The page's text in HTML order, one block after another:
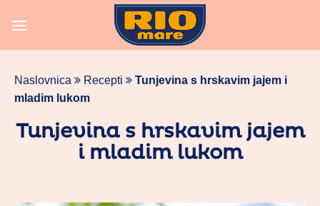
Naslovnica Recepti
Tunjevina s hrskavim jajem i
mladim lukom
Tunjevina s hrskavim jajem
i mladim lukom